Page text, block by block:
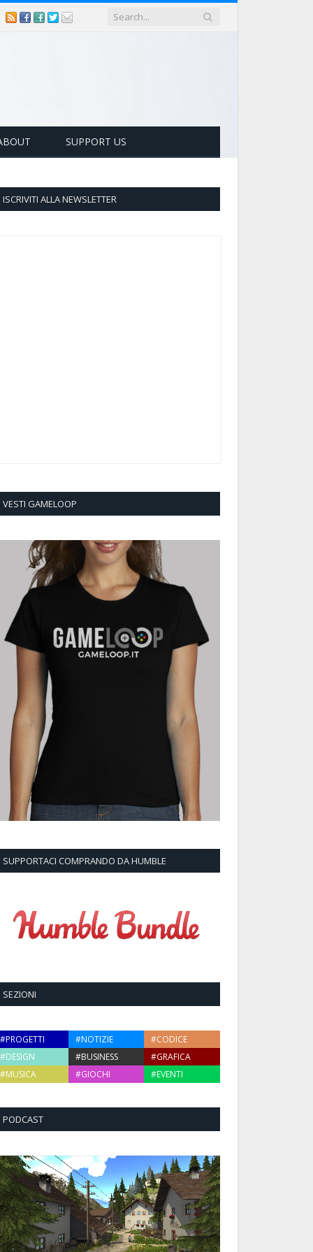
SUPPORT US
ISCRIVITI ALLA NEWSLETTER
VESTI GAMELOOP
SUPPORTACI COMPRANDO DA HUMBLE
SEZIONI
#PROGETTI #NOTIZIE
#CODICE
#DESIGN
#BUSINESS
#GRAFICA
#MUSICA
#GIOCHI #EVENTI
PODCAST